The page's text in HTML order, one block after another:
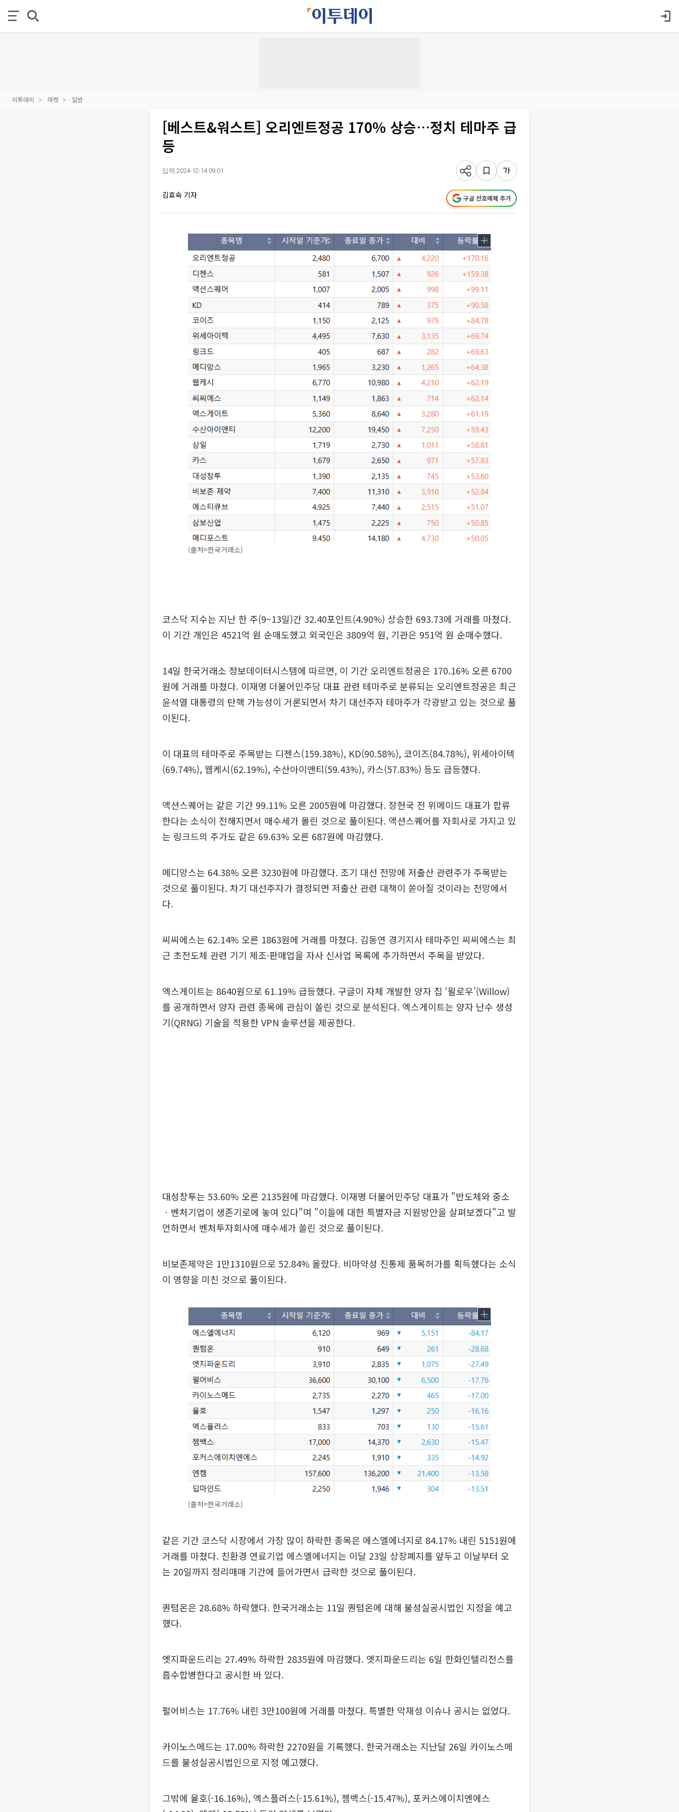
이투데이 마켓 일반
[베스트&워스트] 오리엔트정공 170% 상승…정치 테마주 급
등
입력 2024-12-14 09:01
김효숙 기자 구글 선호매체 추가
(출처=한국거래소)
코스닥 지수는 지난 한 주(9~13일)간 32.40포인트(4.90%) 상승한 693.73에 거래를 마쳤다.
이 기간 개인은 4521억 원 순매도했고 외국인은 3809억 원, 기관은 951억 원 순매수했다.
14일 한국거래소 정보데이터시스템에 따르면, 이 기간 오리엔트정공은 170.16% 오른 6700
원에 거래를 마쳤다. 이재명 더불어민주당 대표 관련 테마주로 분류되는 오리엔트정공은 최근
윤석열 대통령의 탄핵 가능성이 거론되면서 차기 대선주자 테마주가 각광받고 있는 것으로 풀
이된다.
이 대표의 테마주로 주목받는 디젠스(159.38%), KD(90.58%), 코이즈(84.78%), 위세아이텍
(69.74%), 웹케시(62.19%), 수산아이앤티(59.43%), 카스(57.83%) 등도 급등했다.
액션스퀘어는 같은 기간 99.11% 오른 2005원에 마감했다. 장현국 전 위메이드 대표가 합류
한다는 소식이 전해지면서 매수세가 몰린 것으로 풀이된다. 액션스퀘어를 자회사로 가지고 있
는 링크드의 주가도 같은 69.63% 오른 687원에 마감했다.
메디앙스는 64.38% 오른 3230원에 마감했다. 조기 대선 전망에 저출산 관련주가 주목받는
것으로 풀이된다. 차기 대선주자가 결정되면 저출산 관련 대책이 쏟아질 것이라는 전망에서
다.
씨씨에스는 62.14% 오른 1863원에 거래를 마쳤다. 김동연 경기지사 테마주인 씨씨에스는 최
근 초전도체 관련 기기 제조·판매업을 자사 신사업 목록에 추가하면서 주목을 받았다.
엑스게이트는 8640원으로 61.19% 급등했다. 구글이 자체 개발한 양자 칩 ‘윌로우’(Willow)
를 공개하면서 양자 관련 종목에 관심이 쏠린 것으로 분석된다. 엑스게이트는 양자 난수 생성
기(QRNG) 기술을 적용한 VPN 솔루션을 제공한다.
대성창투는 53.60% 오른 2135원에 마감했다. 이재명 더불어민주당 대표가 "반도체와 중소
ㆍ벤처기업이 생존기로에 놓여 있다"며 "이들에 대한 특별자금 지원방안을 살펴보겠다"고 발
언하면서 벤처투자회사에 매수세가 쏠린 것으로 풀이된다.
비보존제약은 1만1310원으로 52.84% 올랐다. 비마약성 진통제 품목허가를 획득했다는 소식
이 영향을 미친 것으로 풀이된다.
(출처=한국거래소)
같은 기간 코스닥 시장에서 가장 많이 하락한 종목은 에스엘에너지로 84.17% 내린 5151원에
거래를 마쳤다. 친환경 연료기업 에스엘에너지는 이달 23일 상장폐지를 앞두고 이날부터 오
는 20일까지 정리매매 기간에 들어가면서 급락한 것으로 풀이된다.
퀀텀온은 28.68% 하락했다. 한국거래소는 11일 퀀텀온에 대해 불성실공시법인 지정을 예고
했다.
엣지파운드리는 27.49% 하락한 2835원에 마감했다. 엣지파운드리는 6일 한화인텔리전스를
흡수합병한다고 공시한 바 있다.
펄어비스는 17.76% 내린 3만100원에 거래를 마쳤다. 특별한 악재성 이슈나 공시는 없었다.
카이노스메드는 17.00% 하락한 2270원을 기록했다. 한국거래소는 지난달 26일 카이노스메
드를 불성실공시법인으로 지정 예고했다.
그밖에 율호(-16.16%), 엑스플러스(-15.61%), 젬백스(-15.47%), 포커스에이치엔에스